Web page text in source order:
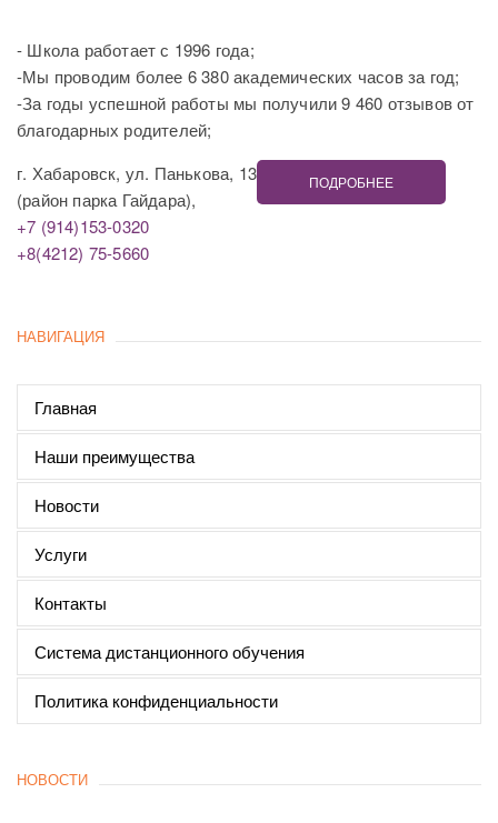
- Школа работает с 1996 года;
-Мы проводим более 6 380 академических часов за год;
-За годы успешной работы мы получили 9 460 отзывов от
благодарных родителей;
г. Хабаровск, ул. Панькова, 13
(район парка Гайдара),
+7 (914)153-0320
+8(4212) 75-5660
ПОДРОБНЕЕ
НАВИГАЦИЯ
Главная
Наши преимущества
Новости
Услуги
Контакты
Система дистанционного обучения
Политика конфиденциальности
НОВОСТИ